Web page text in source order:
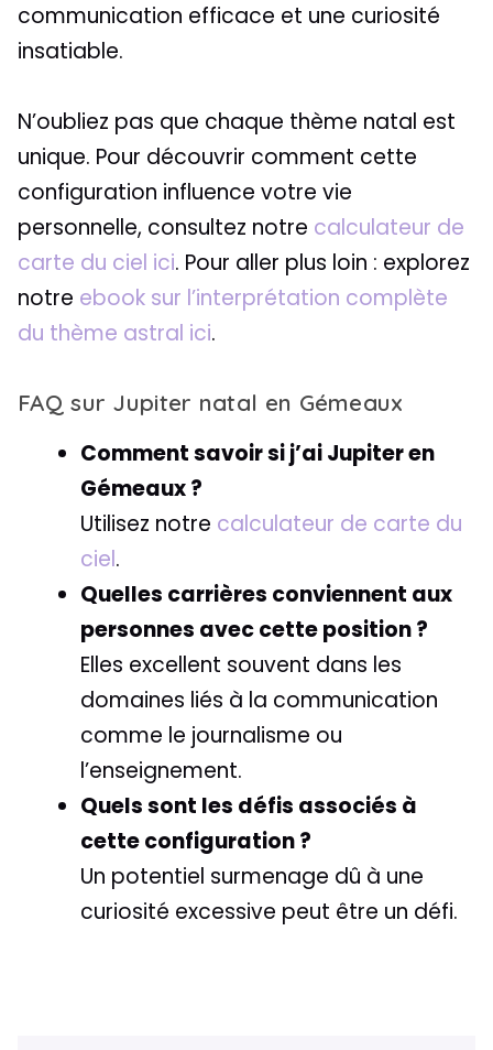
communication efficace et une curiosité
insatiable.
N’oubliez pas que chaque thème natal est
unique. Pour découvrir comment cette
configuration influence votre vie
personnelle, consultez notre calculateur de
carte du ciel ici. Pour aller plus loin : explorez
notre ebook sur l’interprétation complète
du thème astral ici.
FAQ sur Jupiter natal en Gémeaux
Comment savoir si j’ai Jupiter en
Gémeaux ?
Utilisez notre calculateur de carte du
ciel.
Quelles carrières conviennent aux
personnes avec cette position ?
Elles excellent souvent dans les
domaines liés à la communication
comme le journalisme ou
l’enseignement.
Quels sont les défis associés à
cette configuration ?
Un potentiel surmenage dû à une
curiosité excessive peut être un défi.